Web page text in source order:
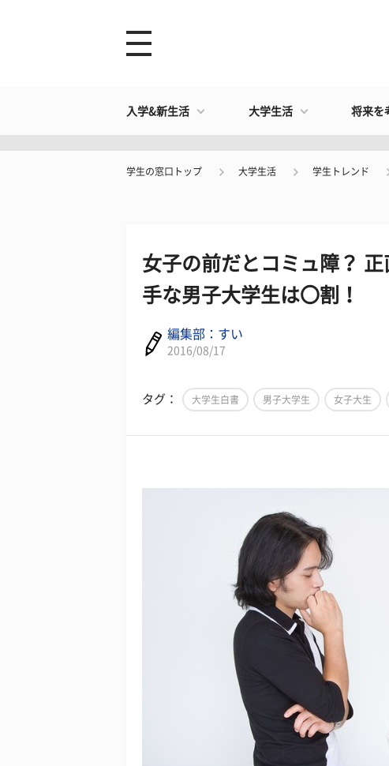
入学&新生活 大学生活 将来を
学生の窓口トップ 大学生活 学生トレンド
女子の前だとコミュ障？
手な男子大学生は〇割！
編集部：すい
2016/08/17
タグ： 大学生白書 男子大学生 女子大生